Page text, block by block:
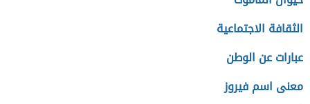
الثقافة الاجتماعية
عبارات عن الوطن
معنى اسم فيروز